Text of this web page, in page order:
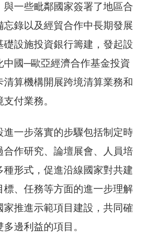
一些毗鄰國家簽署了地區合
錄以及經貿合作中長期發展
礎設施投資銀行籌建，發起設
中國─歐亞經濟合作基金投資
算機構開展跨境清算業務和
付業務。
進一步落實的步驟包括制定時
合作研究、論壇展會、人員培
形式，促進沿線國家對共建
標、任務等方面的進一步理解
推進示範項目建設，共同確
邊利益的項目。